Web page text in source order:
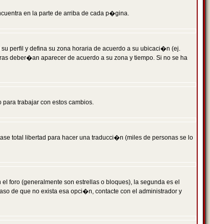
en la parte de arriba de cada p�gina.
perfil y defina su zona horaria de acuerdo a su ubicaci�n (ej.
deber�an aparecer de acuerdo a su zona y tiempo. Si no se ha
trabajar con estos cambios.
total libertad para hacer una traducci�n (miles de personas se lo
foro (generalmente son estrellas o bloques), la segunda es el
de que no exista esa opci�n, contacte con el administrador y